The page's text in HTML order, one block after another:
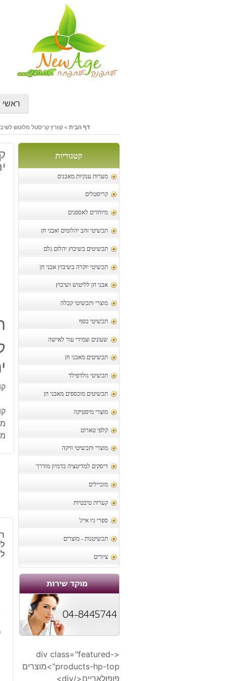
ראשי
דף הבית »קוורץ קריסטל מלוטש לשיבוץ 3 יחידות משקל:
קטגוריות
מערות ענקיות מאבנים
קריסטלים
מיוחדים לאספנים
תכשיטי זהב יהלומים ואבני חן
תכשיטים בשיבוץ יהלום גלם
תכשיטי יוקרה בשיבוץ אבני חן
אבני חן לליטוש ושיבוץ
מוצרי ותכשיטי קבלה
תכשיטי כסף
שעונים וצמידי עור לאישה
תכשיטים מאבני חן
תכשיטי גולדפילד
תכשיטים מוכספים מאבני חן
מוצרי מיסטיקה
קלפי טארוט
מוצרי ותכשיטי וויקה
דיסקים למדיטציה בדמיון מודרך
מוביילים
קערות טיבטיות
ספרי ניו אייג'
תכשיטנות - מוצרים
ציורים
<div class="featured-
products-hp-top">מוצרים
פופולאריים</div>